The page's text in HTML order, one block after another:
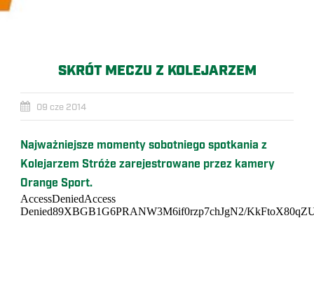
SKRÓT MECZU Z KOLEJARZEM
09 cze 2014
Najważniejsze momenty sobotniego spotkania z
Kolejarzem Stróże zarejestrowane przez kamery
Orange Sport.